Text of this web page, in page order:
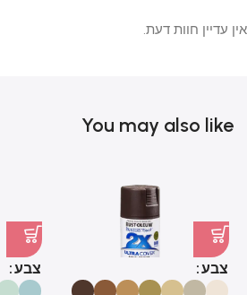
אין עדיין חוות דעת.
You may also like
צבע צבע